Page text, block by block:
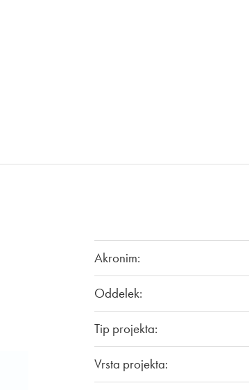
Akronim:
Oddelek:
Tip projekta:
Vrsta projekta: